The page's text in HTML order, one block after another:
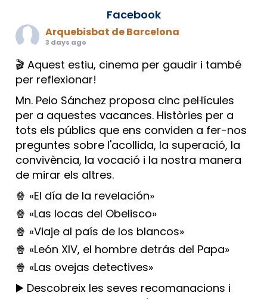
Facebook
Arquebisbat de Barcelona
3 days ago
🎬 Aquest estiu, cinema per gaudir i també
per reflexionar!
Mn. Peio Sánchez proposa cinc pel·lícules
per a aquestes vacances. Històries per a
tots els públics que ens conviden a fer-nos
preguntes sobre l'acollida, la superació, la
convivència, la vocació i la nostra manera
de mirar els altres.
🍿 «El día de la revelación»
🍿 «Las locas del Obelisco»
🍿 «Viaje al país de los blancos»
🍿 «León XIV, el hombre detrás del Papa»
🍿 «Las ovejas detectives»
▶️ Descobreix les seves recomanacions i